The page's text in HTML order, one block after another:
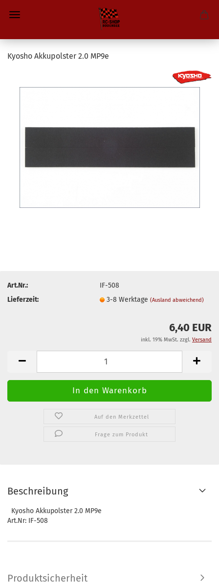
Kyosho Akkupolster 2.0 MP9e
Art.Nr.:
IF-508
Lieferzeit:
3-8 Werktage(Ausland abweichend)
6,40 EUR
inkl. 19% MwSt. zzgl. Versand
Auf den Merkzettel
Frage zum Produkt
Beschreibung
Kyosho Akkupolster 2.0 MP9e
Art.Nr: IF-508
Produktsicherheit